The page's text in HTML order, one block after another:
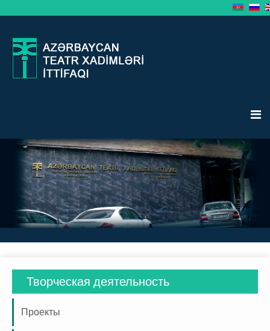
Творческая деятельность
Проекты